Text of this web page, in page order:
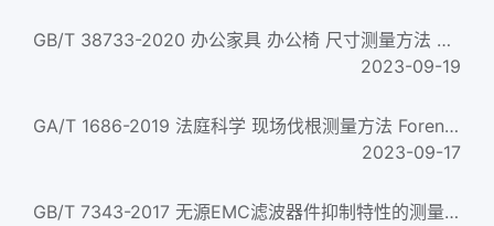
GB/T 38733-2020 办公家具 办公椅 尺寸测量方法 Office furniture&mdash;&mdash;Office chairs&mdash;&mdash;Meth...
2023-09-19
GA/T 1686-2019 法庭科学 现场伐根测量方法 Forensic sciences&mdash;Methods for stump measurement in crime scen...
2023-09-17
GB/T 7343-2017 无源EMC滤波器件抑制特性的测量方法 Methods of measurement of the suppression characteristics o...